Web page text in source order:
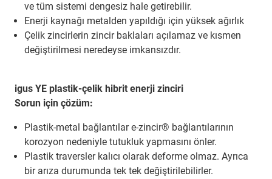
ve tüm sistemi dengesiz hale getirebilir.
Enerji kaynağı metalden yapıldığı için yüksek ağırlık
Çelik zincirlerin zincir baklaları açılamaz ve kısmen
değiştirilmesi neredeyse imkansızdır.
igus YE plastik-çelik hibrit enerji zinciri
Sorun için çözüm:
Plastik-metal bağlantılar e-zincir® bağlantılarının
korozyon nedeniyle tutukluk yapmasını önler.
Plastik traversler kalıcı olarak deforme olmaz. Ayrıca
bir arıza durumunda tek tek değiştirilebilirler.